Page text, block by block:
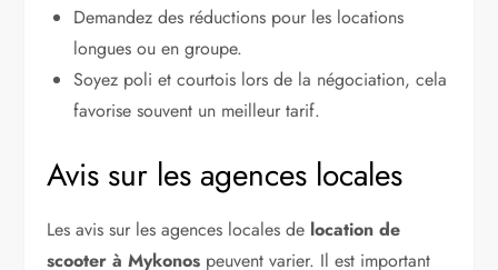
Demandez des réductions pour les locations
longues ou en groupe.
Soyez poli et courtois lors de la négociation, cela
favorise souvent un meilleur tarif.
Avis sur les agences locales
Les avis sur les agences locales de location de
scooter à Mykonos peuvent varier. Il est important